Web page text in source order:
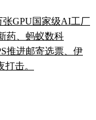
张GPU国家级AI工厂
药、蚂蚁数科
推进邮寄选票、伊
击。